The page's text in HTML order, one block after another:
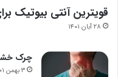
قویترین آنتی بیوتیک
۲۸ آبان ۱۴۰۱
چرک خشک کن
۳ بهمن ۱۴۰۱